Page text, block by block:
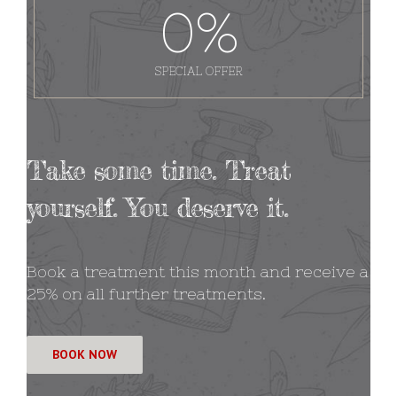
0%
SPECIAL OFFER
Take some time. Treat
yourself. You deserve it.
Book a treatment this month and receive a
25% on all further treatments.
BOOK NOW